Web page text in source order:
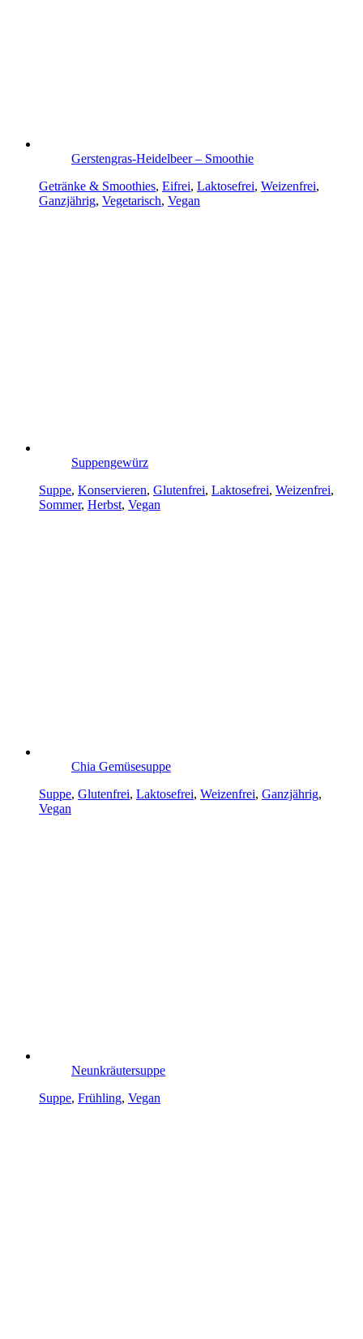
Gerstengras-Heidelbeer – Smoothie
Getränke & Smoothies, Eifrei, Laktosefrei, Weizenfrei,
Ganzjährig, Vegetarisch, Vegan
Suppengewürz
Suppe, Konservieren, Glutenfrei, Laktosefrei, Weizenfrei,
Sommer, Herbst, Vegan
Chia Gemüsesuppe
Suppe, Glutenfrei, Laktosefrei, Weizenfrei, Ganzjährig,
Vegan
Neunkräutersuppe
Suppe, Frühling, Vegan